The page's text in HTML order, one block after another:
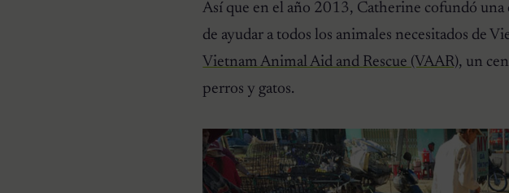
Así que en el año 2013, Catherine cofundó
de ayudar a todos los animales necesitados de
Vietnam Animal Aid and Rescue (VAAR), un
perros y gatos.